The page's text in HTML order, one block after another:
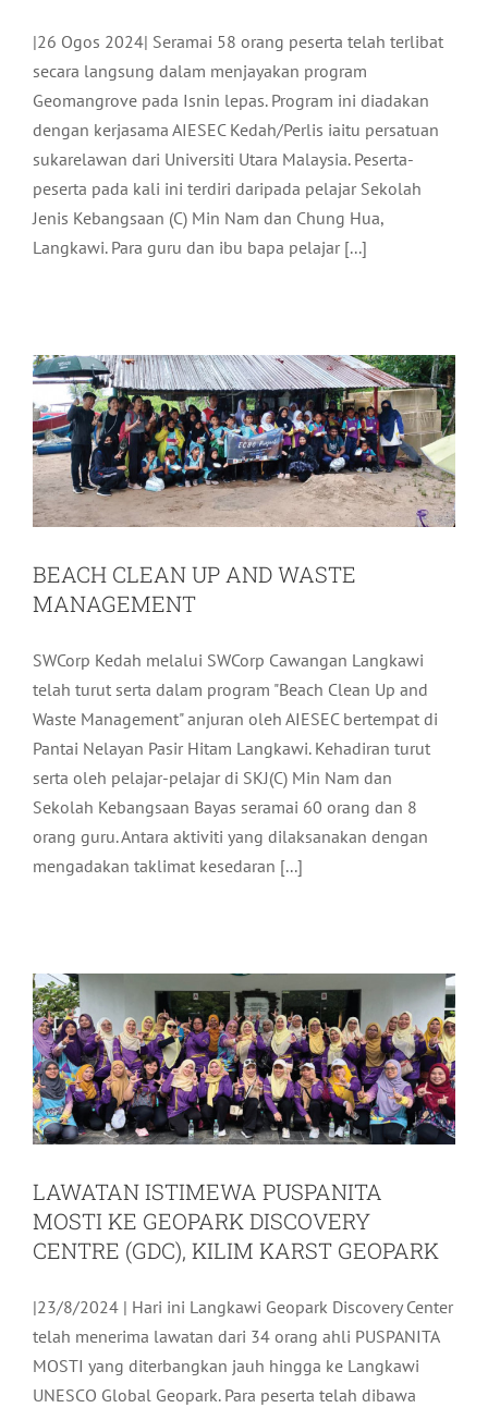
|26 Ogos 2024| Seramai 58 orang peserta telah terlibat
secara langsung dalam menjayakan program
Geomangrove pada Isnin lepas. Program ini diadakan
dengan kerjasama AIESEC Kedah/Perlis iaitu persatuan
sukarelawan dari Universiti Utara Malaysia. Peserta-
peserta pada kali ini terdiri daripada pelajar Sekolah
Jenis Kebangsaan (C) Min Nam dan Chung Hua,
Langkawi. Para guru dan ibu bapa pelajar [...]
BEACH CLEAN UP AND WASTE
BEACH CLEAN UP AND WASTE
MANAGEMENT
SWCorp Kedah melalui SWCorp Cawangan Langkawi
telah turut serta dalam program "Beach Clean Up and
Waste Management" anjuran oleh AIESEC bertempat di
Pantai Nelayan Pasir Hitam Langkawi. Kehadiran turut
serta oleh pelajar-pelajar di SKJ(C) Min Nam dan
Sekolah Kebangsaan Bayas seramai 60 orang dan 8
orang guru. Antara aktiviti yang dilaksanakan dengan
mengadakan taklimat kesedaran [...]
LAWATAN ISTIMEWA PUSPANITA
MOSTI KE GEOPARK DISCOVERY
Pelancongan Terkini
LAWATAN ISTIMEWA PUSPANITA
MOSTI KE GEOPARK DISCOVERY
CENTRE (GDC), KILIM KARST GEOPARK
|23/8/2024 | Hari ini Langkawi Geopark Discovery Center
telah menerima lawatan dari 34 orang ahli PUSPANITA
MOSTI yang diterbangkan jauh hingga ke Langkawi
UNESCO Global Geopark. Para peserta telah dibawa